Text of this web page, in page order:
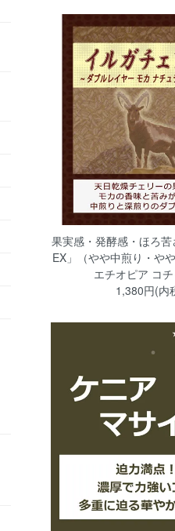
果実感・発酵感・ほろ
EX」（やや中煎り・や
エチオピア コ
1,380円(内